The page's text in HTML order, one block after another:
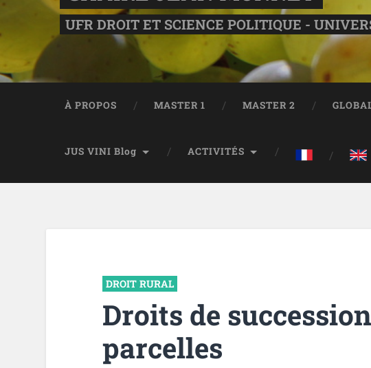
UFR DROIT ET SCIENCE POLITIQUE -
À PROPOS MASTER 1 MASTER 2
JUS VINI Blog ACTIVITÉS
DROIT RURAL
Droits de
parcelles